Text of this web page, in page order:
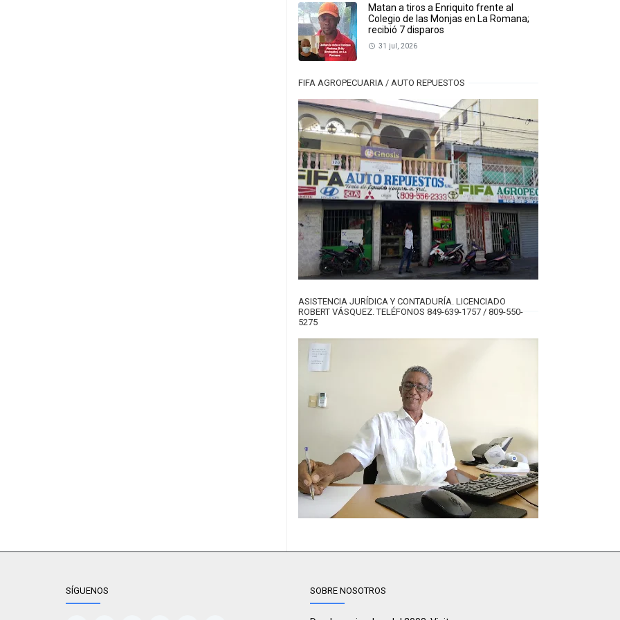
Matan a tiros a Enriquito frente al
Colegio de las Monjas en La Romana;
recibió 7 disparos
31 jul, 2026
FIFA AGROPECUARIA / AUTO REPUESTOS
ASISTENCIA JURÍDICA Y CONTADURÍA. LICENCIADO
ROBERT VÁSQUEZ. TELÉFONOS 849-639-1757 / 809-550-
5275
SÍGUENOS SOBRE NOSOTROS